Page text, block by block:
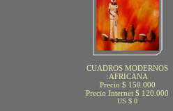
CUADROS MODERNOS
:AFRICANA
Precio $ 150.000
Precio Internet $ 120.000
US $ 0